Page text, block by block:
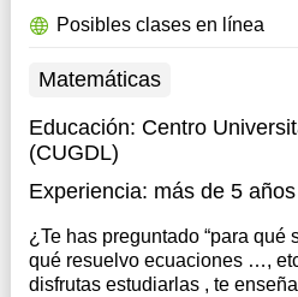
Posibles clases en línea
Matemáticas
Educación: Centro
(CUGDL)
Experiencia: más de 5 años
¿Te has preguntado “para
qué resuelvo ecuaciones …,
disfrutas estudiarlas , te